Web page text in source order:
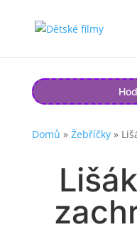
Domů » Žebříčky»